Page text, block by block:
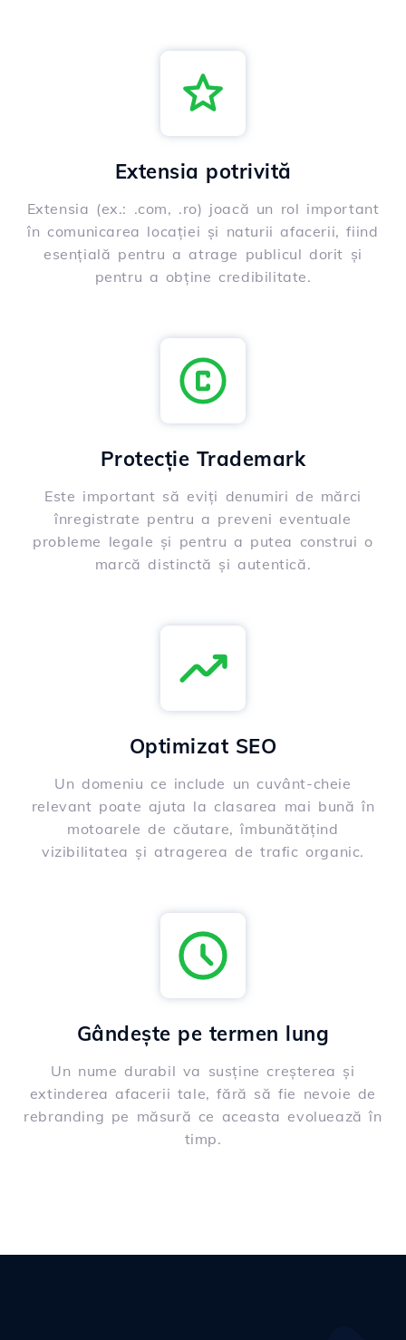
Extensia potrivită
Extensia (ex.: .com, .ro) joacă un rol important
în comunicarea locației și naturii afacerii, fiind
esențială pentru a atrage publicul dorit și
pentru a obține credibilitate.
Protecție Trademark
Este important să eviți denumiri de mărci
înregistrate pentru a preveni eventuale
probleme legale și pentru a putea construi o
marcă distinctă și autentică.
Optimizat SEO
Un domeniu ce include un cuvânt-cheie
relevant poate ajuta la clasarea mai bună în
motoarele de căutare, îmbunătățind
vizibilitatea și atragerea de trafic organic.
Gândește pe termen lung
Un nume durabil va susține creșterea și
extinderea afacerii tale, fără să fie nevoie de
rebranding pe măsură ce aceasta evoluează în
timp.